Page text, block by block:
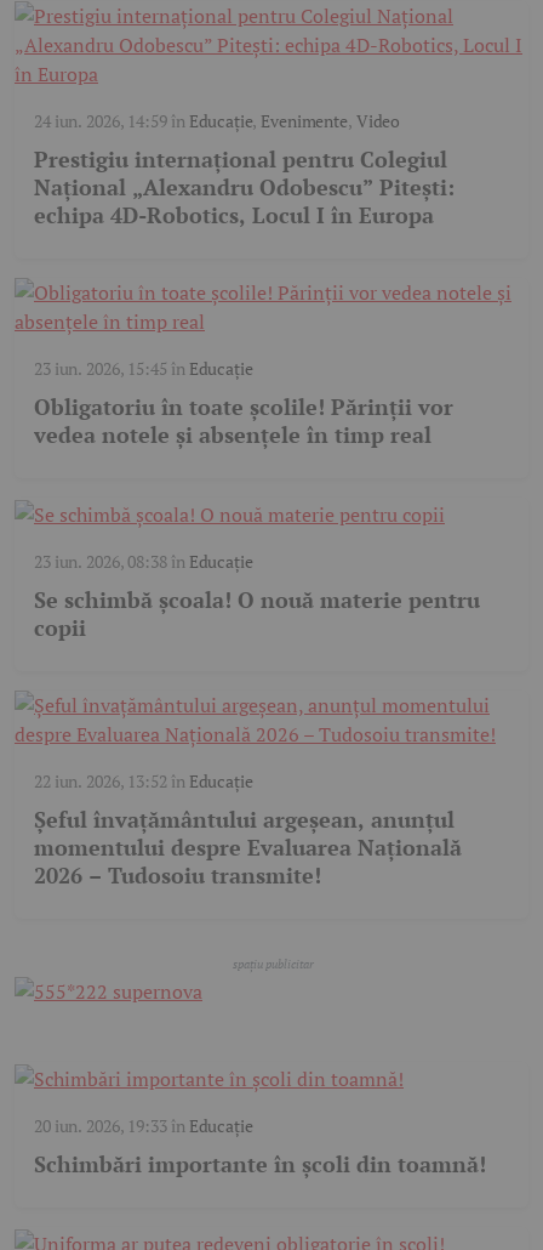
24 iun. 2026, 14:59în Educație, Evenimente, Video
Prestigiu internațional pentru Colegiul
Național „Alexandru Odobescu” Pitești:
echipa 4D-Robotics, Locul I în Europa
23 iun. 2026, 15:45 în Educație
Obligatoriu în toate școlile! Părinții vor
vedea notele și absențele în timp real
23 iun. 2026, 08:38în Educație
Se schimbă școala! O nouă materie pentru
copii
22 iun. 2026, 13:52 în Educație
Șeful învațământului argeșean, anunțul
momentului despre Evaluarea Națională
2026 – Tudosoiu transmite!
20 iun. 2026, 19:33în Educație
Schimbări importante în școli din toamnă!